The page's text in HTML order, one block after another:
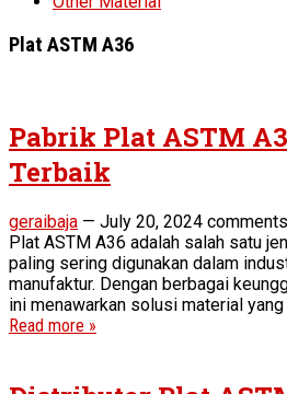
Plat ASTM A36
Pabrik Plat ASTM
Terbaik
geraibaja — July 20, 2024
Plat ASTM A36 adalah salah satu
paling sering digunakan dalam
manufaktur. Dengan berbagai
ini menawarkan solusi material
Read more »